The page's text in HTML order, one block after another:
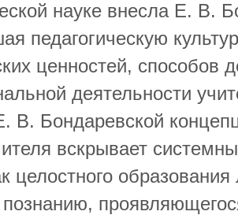
науке внесла Е. В.
педагогическую
ценностей, способов
деятельности
В. Бондаревской
вскрывает
целостного образования
познанию,